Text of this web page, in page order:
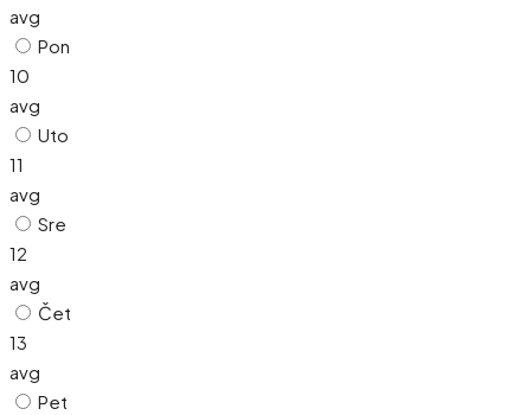
avg
Pon
10
avg
Uto
11
avg
Sre
12
avg
Čet
13
avg
Pet